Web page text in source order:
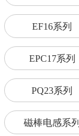
EF16系列
EPC17系列
PQ23系列
磁棒电感系列